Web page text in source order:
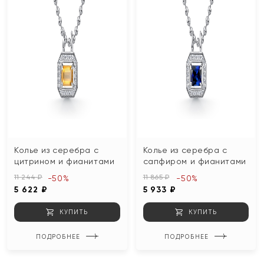
Колье из серебра с
цитрином и фианитами
11 244 ₽
5 622 ₽
-50%
КУПИТЬ
ПОДРОБНЕЕ
Колье из серебра с
сапфиром и фианитами
11 865 ₽
5 933 ₽
-50%
КУПИТЬ
ПОДРОБНЕЕ